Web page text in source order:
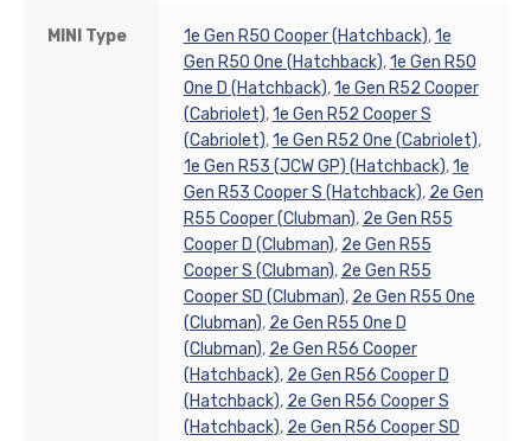
MINI Type 1e Gen R50 Cooper (Hatchback),1e
Gen R50 One (Hatchback),1e Gen R50
One D (Hatchback),1e Gen R52 Cooper
(Cabriolet),1e Gen R52 Cooper S
(Cabriolet),1e Gen R52 One (Cabriolet),
1e Gen R53 (JCW GP) (Hatchback),1e
Gen R53 Cooper S (Hatchback), 2e Gen
R55 Cooper (Clubman), 2e Gen R55
Cooper D (Clubman), 2e Gen R55
Cooper S (Clubman), 2e Gen R55
Cooper SD (Clubman), 2e Gen R55 One
(Clubman), 2e Gen R55 One D
(Clubman), 2e Gen R56 Cooper
(Hatchback), 2e Gen R56 Cooper D
(Hatchback), 2e Gen R56 Cooper S
(Hatchback), 2e Gen R56 Cooper SD